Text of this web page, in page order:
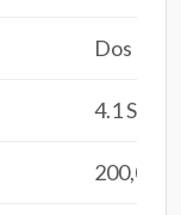
Dos
4.1
200,000